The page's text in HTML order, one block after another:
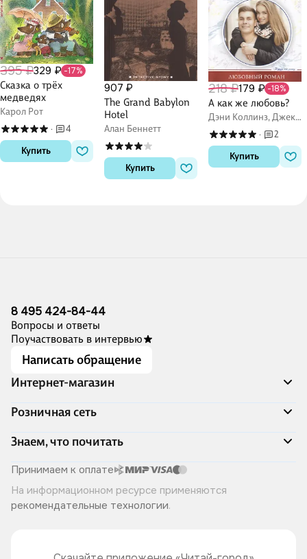
395 ₽329 ₽ -17%
Сказка о трёх
медведях
Карол Рот
·
4
Купить
907 ₽
The Grand Babylon
Hotel
Алан Беннетт
Купить
218 ₽179 ₽ -18%
А как же любовь?
Дэни Коллинз, Джеки
Коллинз
·
2
Купить
8 495 424-84-44
Вопросы и ответы
Поучаствовать в интервью
Написать обращение
Интернет-магазин
Акции
Доставка и оплата
Программа лояльности
Подарочные сертификаты
Правила продажи
Политика конфиденциальности
Розничная сеть
Адреса магазинов
Книжный Дозор
О компании
Читай-город для бизнеса
Хотите у нас работать?
Знаем, что почитать
Скоро в продаже
Лучшие из лучших
Читай-журнал
Принимаем к оплате
На информационном ресурсе применяются
рекомендательные технологии.